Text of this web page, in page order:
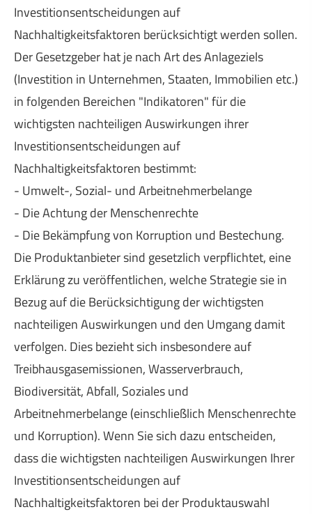
Investitionsentscheidungen auf
Nachhaltigkeitsfaktoren berücksichtigt werden sollen.
Der Gesetzgeber hat je nach Art des Anlageziels
(Investition in Unternehmen, Staaten, Immobilien etc.)
in folgenden Bereichen "Indikatoren" für die
wichtigsten nachteiligen Auswirkungen ihrer
Investitionsentscheidungen auf
Nachhaltigkeitsfaktoren bestimmt:
- Umwelt-, Sozial- und Arbeitnehmerbelange
- Die Achtung der Menschenrechte
- Die Bekämpfung von Korruption und Bestechung.
Die Produktanbieter sind gesetzlich verpflichtet, eine
Erklärung zu veröffentlichen, welche Strategie sie in
Bezug auf die Berücksichtigung der wichtigsten
nachteiligen Auswirkungen und den Umgang damit
verfolgen. Dies bezieht sich insbesondere auf
Treibhausgasemissionen, Wasserverbrauch,
Biodiversität, Abfall, Soziales und
Arbeitnehmerbelange (einschließlich Menschenrechte
und Korruption). Wenn Sie sich dazu entscheiden,
dass die wichtigsten nachteiligen Auswirkungen Ihrer
Investitionsentscheidungen auf
Nachhaltigkeitsfaktoren bei der Produktauswahl